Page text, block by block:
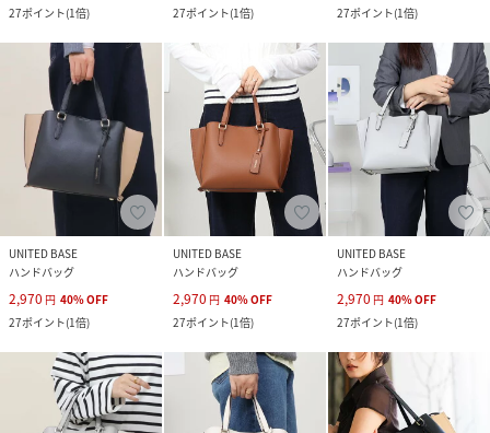
27ポイント(1倍)
27ポイント(1倍)
27ポイント(1倍)
UNITED BASE
ハンドバッグ
2,970 円 40%OFF
27ポイント(1倍)
UNITED BASE
ハンドバッグ
2,970 円 40%OFF
27ポイント(1倍)
UNITED BASE
ハンドバッグ
2,970 円 40%OFF
27ポイント(1倍)